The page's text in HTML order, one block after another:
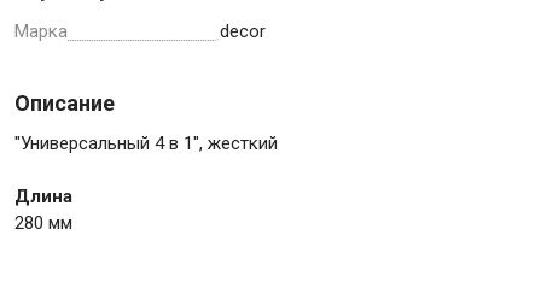
Марка decor
Описание
"Универсальный 4 в 1", жесткий
Длина
280 мм
Инструменты
Малярный инструмент